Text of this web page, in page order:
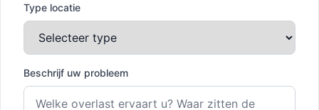
Type locatie
Beschrijf uw probleem